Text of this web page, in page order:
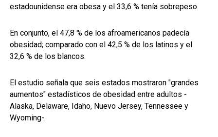
estadounidense era obesa y el 33,6 % tenía sobrepeso.
En conjunto, el 47,8 % de los afroamericanos padecía
obesidad; comparado con el 42,5 % de los latinos y el
32,6 % de los blancos.
El estudio señala que seis estados mostraron "grandes
aumentos" estadísticos de obesidad entre adultos -
Alaska, Delaware, Idaho, Nuevo Jersey, Tennessee y
Wyoming-.